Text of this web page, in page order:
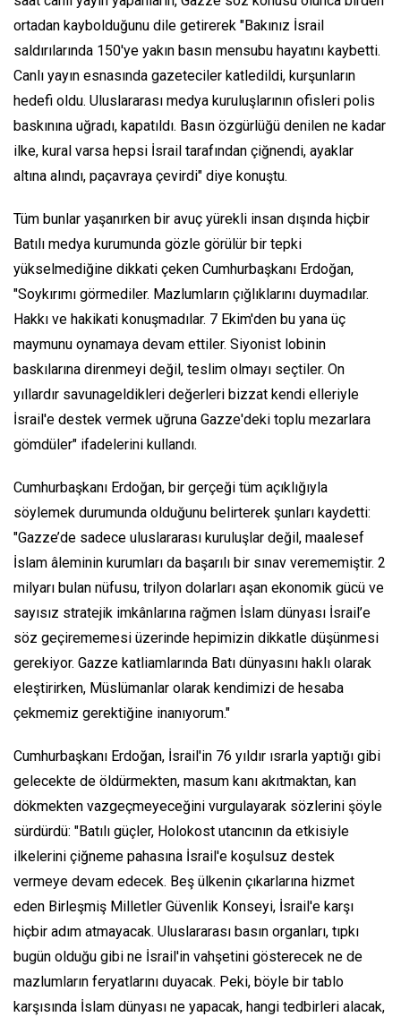
ortadan kaybolduğunu dile getirerek "Bakınız İsrail
saldırılarında 150'ye yakın basın mensubu hayatını kaybetti.
Canlı yayın esnasında gazeteciler katledildi, kurşunların
hedefi oldu. Uluslararası medya kuruluşlarının ofisleri polis
baskınına uğradı, kapatıldı. Basın özgürlüğü denilen ne kadar
ilke, kural varsa hepsi İsrail tarafından çiğnendi, ayaklar
altına alındı, paçavraya çevirdi" diye konuştu.
Tüm bunlar yaşanırken bir avuç yürekli insan dışında hiçbir
Batılı medya kurumunda gözle görülür bir tepki
yükselmediğine dikkati çeken Cumhurbaşkanı Erdoğan,
"Soykırımı görmediler. Mazlumların çığlıklarını duymadılar.
Hakkı ve hakikati konuşmadılar. 7 Ekim'den bu yana üç
maymunu oynamaya devam ettiler. Siyonist lobinin
baskılarına direnmeyi değil, teslim olmayı seçtiler. On
yıllardır savunageldikleri değerleri bizzat kendi elleriyle
İsrail'e destek vermek uğruna Gazze'deki toplu mezarlara
gömdüler" ifadelerini kullandı.
Cumhurbaşkanı Erdoğan, bir gerçeği tüm açıklığıyla
söylemek durumunda olduğunu belirterek şunları kaydetti:
"Gazze’de sadece uluslararası kuruluşlar değil, maalesef
İslam âleminin kurumları da başarılı bir sınav verememiştir. 2
milyarı bulan nüfusu, trilyon dolarları aşan ekonomik gücü ve
sayısız stratejik imkânlarına rağmen İslam dünyası İsrail’e
söz geçirememesi üzerinde hepimizin dikkatle düşünmesi
gerekiyor. Gazze katliamlarında Batı dünyasını haklı olarak
eleştirirken, Müslümanlar olarak kendimizi de hesaba
çekmemiz gerektiğine inanıyorum."
Cumhurbaşkanı Erdoğan, İsrail'in 76 yıldır ısrarla yaptığı gibi
gelecekte de öldürmekten, masum kanı akıtmaktan, kan
dökmekten vazgeçmeyeceğini vurgulayarak sözlerini şöyle
sürdürdü: "Batılı güçler, Holokost utancının da etkisiyle
ilkelerini çiğneme pahasına İsrail'e koşulsuz destek
vermeye devam edecek. Beş ülkenin çıkarlarına hizmet
eden Birleşmiş Milletler Güvenlik Konseyi, İsrail'e karşı
hiçbir adım atmayacak. Uluslararası basın organları, tıpkı
bugün olduğu gibi ne İsrail'in vahşetini gösterecek ne de
mazlumların feryatlarını duyacak. Peki, böyle bir tablo
karşısında İslam dünyası ne yapacak, hangi tedbirleri alacak,